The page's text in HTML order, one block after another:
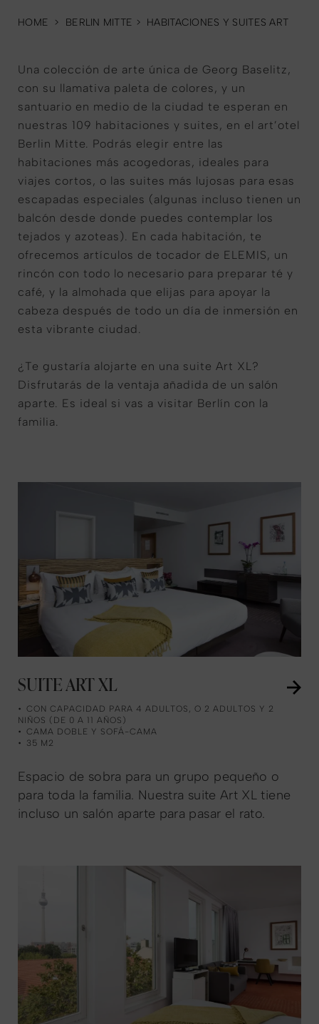
HOME > BERLIN MITTE > HABITACIONES Y SUITES ART
Una colección de arte única de Georg Baselitz,
con su llamativa paleta de colores, y un
santuario en medio de la ciudad te esperan en
nuestras 109 habitaciones y suites, en el art’otel
Berlin Mitte. Podrás elegir entre las
habitaciones más acogedoras, ideales para
viajes cortos, o las suites más lujosas para esas
escapadas especiales (algunas incluso tienen un
balcón desde donde puedes contemplar los
tejados y azoteas). En cada habitación, te
ofrecemos artículos de tocador de ELEMIS, un
rincón con todo lo necesario para preparar té y
café, y la almohada que elijas para apoyar la
cabeza después de todo un día de inmersión en
esta vibrante ciudad.
¿Te gustaría alojarte en una suite Art XL?
Disfrutarás de la ventaja añadida de un salón
aparte. Es ideal si vas a visitar Berlín con la
familia.
SUITE ART XL
CON CAPACIDAD PARA 4 ADULTOS, O 2 ADULTOS Y 2
NIÑOS (DE 0 A 11 AÑOS)
CAMA DOBLE Y SOFÁ-CAMA
35 M2
Espacio de sobra para un grupo pequeño o
para toda la familia. Nuestra suite Art XL tiene
incluso un salón aparte para pasar el rato.